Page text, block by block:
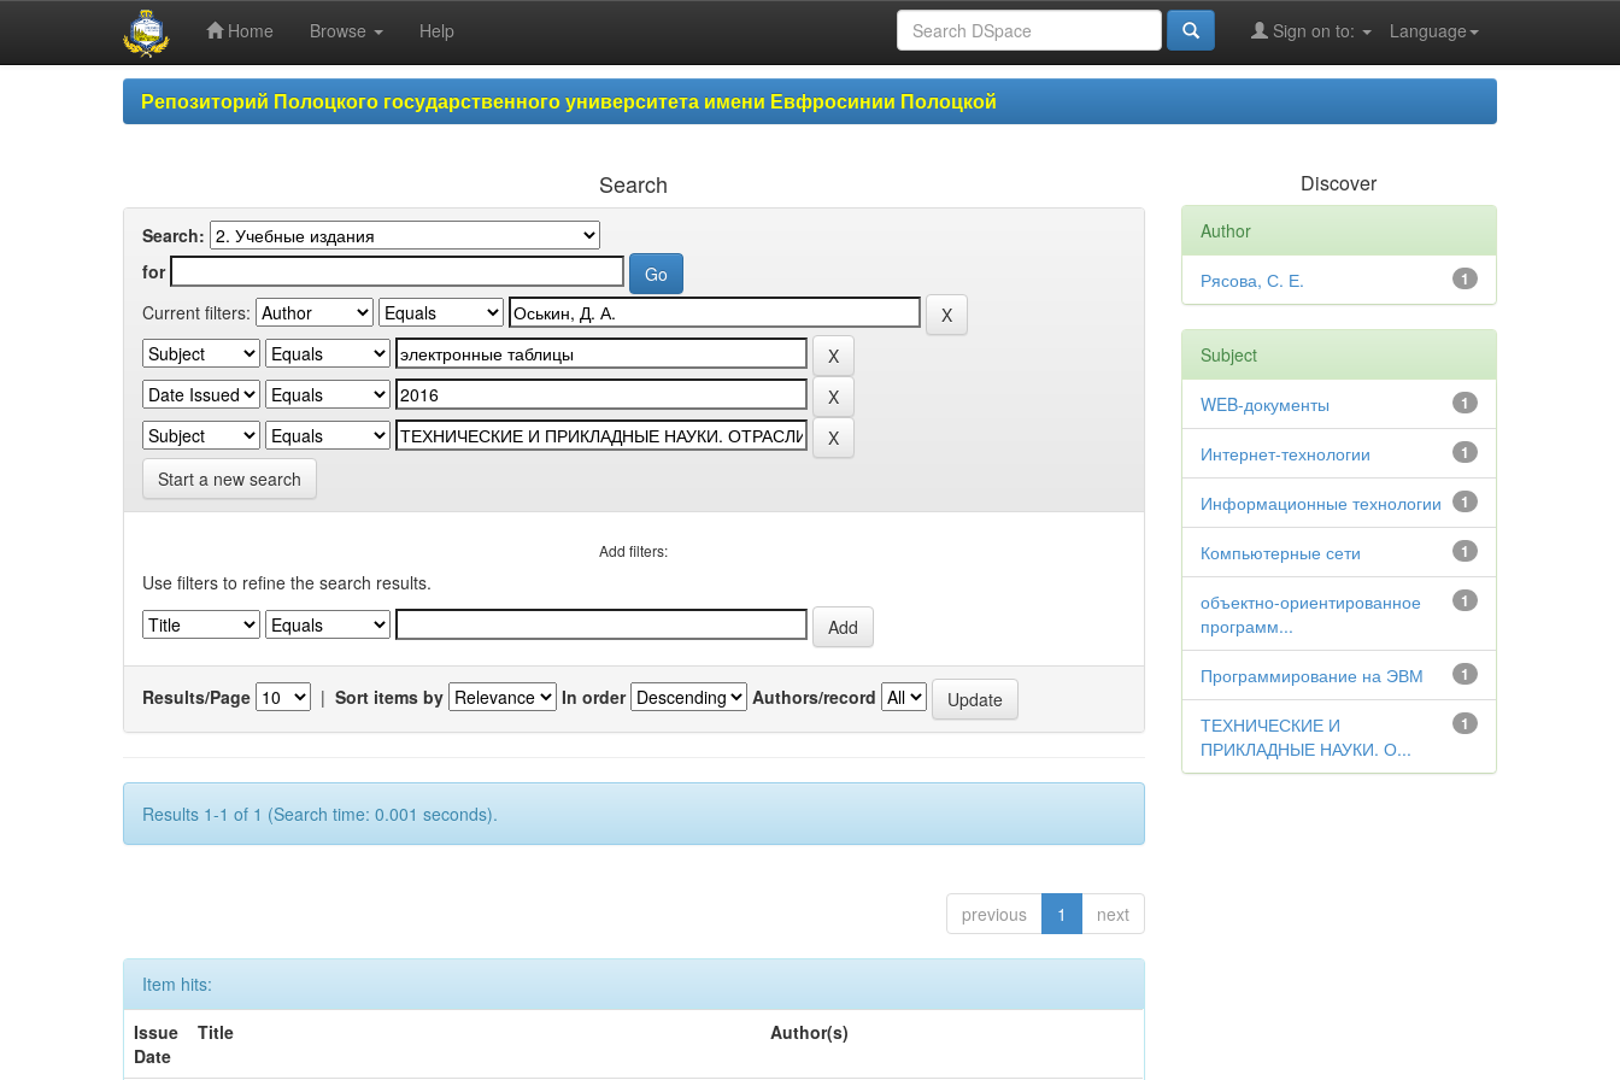
Home Browse Help Language
Sign on to:
Репозиторий Полоцкого государственного университета имени Евфросинии Полоцкой
Search
Search:
for
Current filters:
Start a new search
Add filters:
Use filters to refine the search results.
Results/Page | Sort items by In order Authors/record
Results 1-1 of 1 (Search time: 0.001 seconds).
previous 1 next
Item hits:
Issue
Date
Title Author(s)
Discover
Author
1
Рясова, С. Е.
Subject
1
WEB-документы
1
Интернет-технологии
1
Информационные технологии
1
Компьютерные сети
1
объектно-ориентированное
программ...
1
Программирование на ЭВМ
1
ТЕХНИЧЕСКИЕ И
ПРИКЛАДНЫЕ НАУКИ. О...